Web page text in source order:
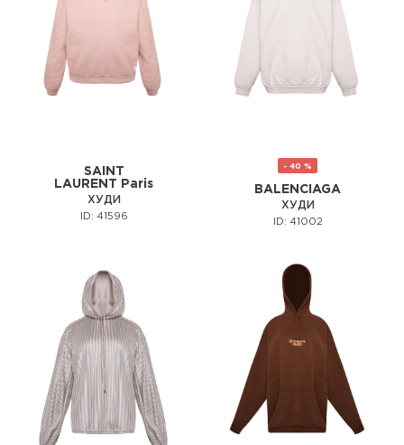
SAINT
LAURENT Paris
ХУДИ
ID: 41596
- 40 %
BALENCIAGA
ХУДИ
ID: 41002